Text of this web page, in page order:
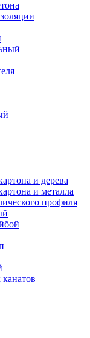
и дерева
и металла
профиля